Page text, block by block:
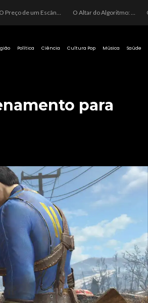
O Preço de um Escândalo: A Discrepância Entre o “Filme de Bolsonaro” e a Realidade do Cinema Mundial O Altar do Algoritmo: A Carência Humana e a Fabricação de Heróis no Brasil
Política Ciência Cultura Pop Música Saúde
para